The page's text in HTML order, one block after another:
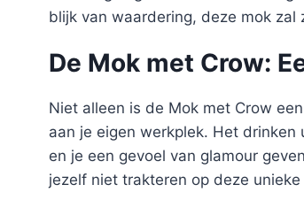
blijk van waardering, deze mok zal
De Mok met Crow:
Niet alleen is de Mok met Crow
aan je eigen werkplek. Het
en je een gevoel van glamour
jezelf niet trakteren op deze